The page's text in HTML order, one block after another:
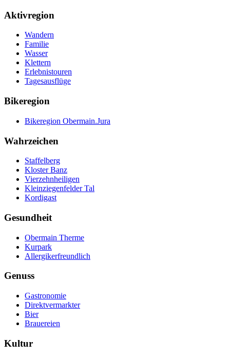
Aktivregion
Wandern
Familie
Wasser
Klettern
Erlebnistouren
Tagesausflüge
Bikeregion
Bikeregion Obermain.Jura
Wahrzeichen
Staffelberg
Kloster Banz
Vierzehnheiligen
Kleinziegenfelder Tal
Kordigast
Gesundheit
Obermain Therme
Kurpark
Allergikerfreundlich
Genuss
Gastronomie
Direktvermarkter
Bier
Brauereien
Kultur